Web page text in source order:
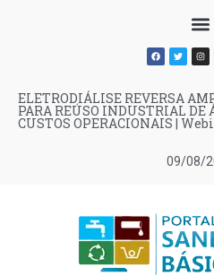
09/08/
ELETRODIÁLISE REVERSA
PARA REÚSO INDUSTRIAL DE
CUSTOS OPERACIONAIS |